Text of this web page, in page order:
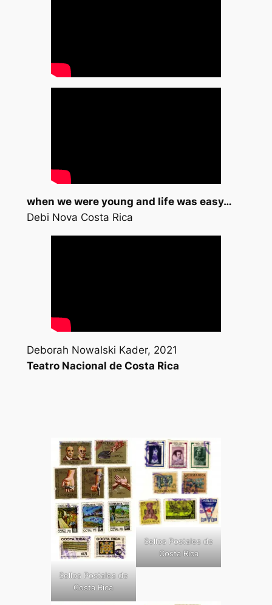
when we were young and life was easy…
Debi Nova Costa Rica
Deborah Nowalski Kader, 2021
Teatro Nacional de Costa Rica
Sellos Postales de
Costa Rica
Sellos Postales de
Costa Rica